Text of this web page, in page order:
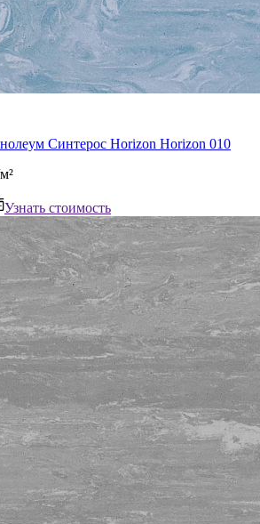
Синтерос Horizon Horizon 010
Узнать стоимость